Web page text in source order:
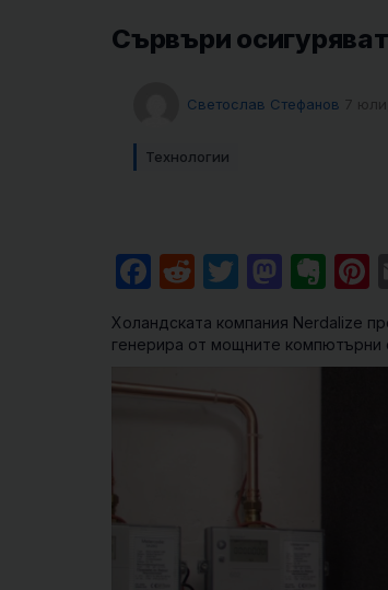
Сървъри
Светослав Стефанов 7
Технологии
Facebook
RedditTwitter
Холандската компания Nerdalize
генерира от мощните компютърни